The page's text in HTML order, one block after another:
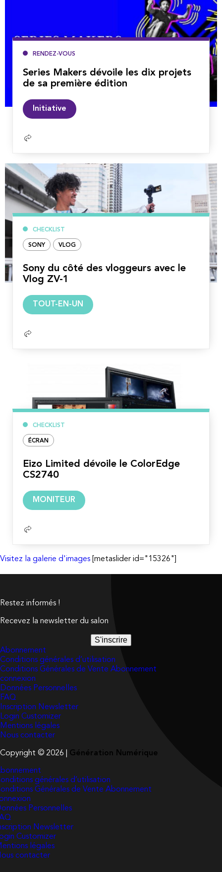
RENDEZ-VOUS
Series Makers dévoile les dix projets
de sa première édition
Initiative
CHECKLIST
SONY VLOG
Sony du côté des vloggeurs avec le
Vlog ZV-1
TOUT-EN-UN
CHECKLIST
ÉCRAN
Eizo Limited dévoile le ColorEdge
CS2740
MONITEUR
Visitez la galerie d'images [metaslider id="15326"]
Restez informés !
Recevez la newsletter du salon
S'inscrire
Abonnement
Conditions générales d’utilisation
Conditions Générales de Vente Abonnement
connexion
Données Personnelles
FAQ
Inscription Newsletter
Login Customizer
Mentions légales
Nous contacter
Copyright © 2026 | Génération Numérique
générales d’utilisation
Générales de Vente Abonnement
Personnelles
Newsletter
Customizer
légales
contacter